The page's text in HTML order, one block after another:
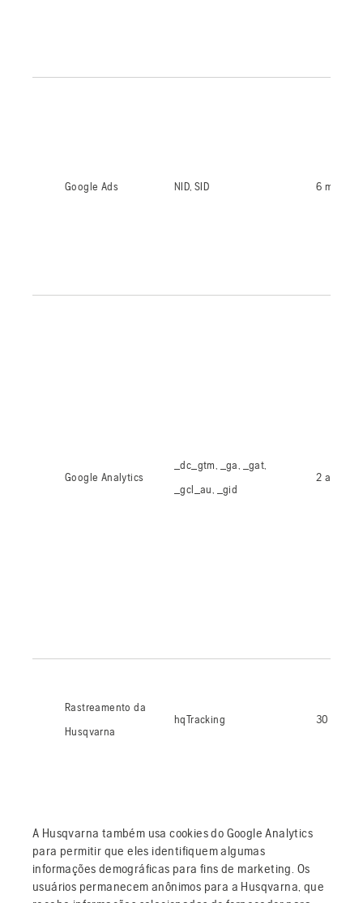
Google Ads NID, SID 6 meses
Google Analytics
_dc_gtm, _ga, _gat,
_gcl_au, _gid
2 anos, 1
Rastreamento da
Husqvarna
hqTracking 30
A Husqvarna também usa cookies do Google Analytics
para permitir que eles identifiquem algumas
informações demográficas para fins de marketing. Os
usuários permanecem anônimos para a Husqvarna, que